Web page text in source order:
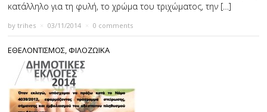
κατάλληλο για τη φυλή, το χρώμα του τριχώματος, την […]
bytrihes 03/11/2014 0 comments
ΕΘΕΛΟΝΤΙΣΜΟΣ,ΦΙΛΟΖΩΙΚΑ